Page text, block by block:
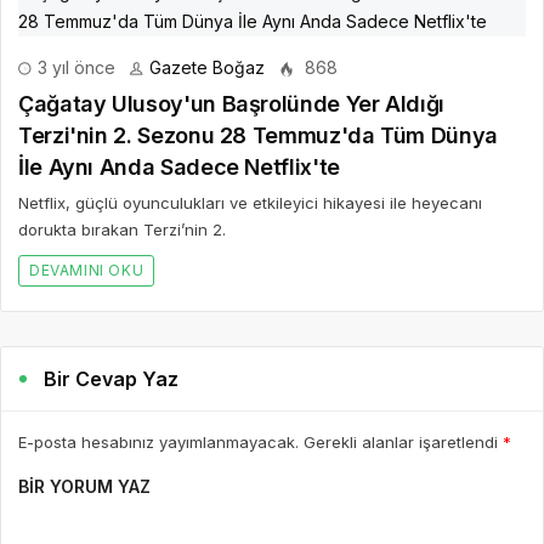
3 yıl önce Gazete Boğaz 868
Çağatay Ulusoy'un Başrolünde Yer Aldığı
Terzi'nin 2. Sezonu 28 Temmuz'da Tüm Dünya
İle Aynı Anda Sadece Netflix'te
Netflix, güçlü oyunculukları ve etkileyici hikayesi ile heyecanı
dorukta bırakan Terzi’nin 2.
DEVAMINI OKU
Bir Cevap Yaz
E-posta hesabınız yayımlanmayacak. Gerekli alanlar işaretlendi *
BIR YORUM YAZ